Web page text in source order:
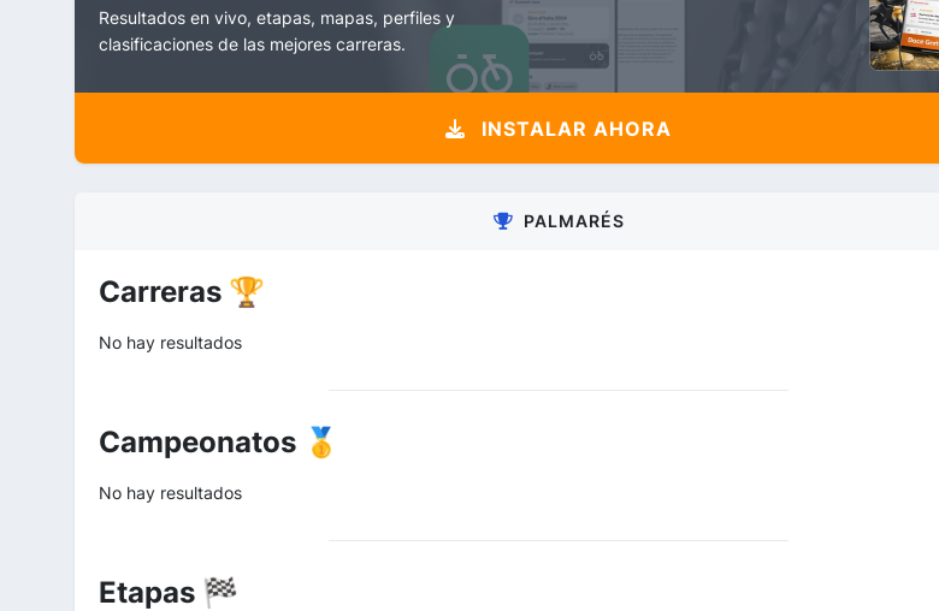
Resultados en vivo, etapas, mapas, perfiles y
clasificaciones de las mejores carreras.
INSTALAR AHORA
PALMARÉS
Carreras 🏆
No hay resultados
Campeonatos 🥇
No hay resultados
Etapas 🏁